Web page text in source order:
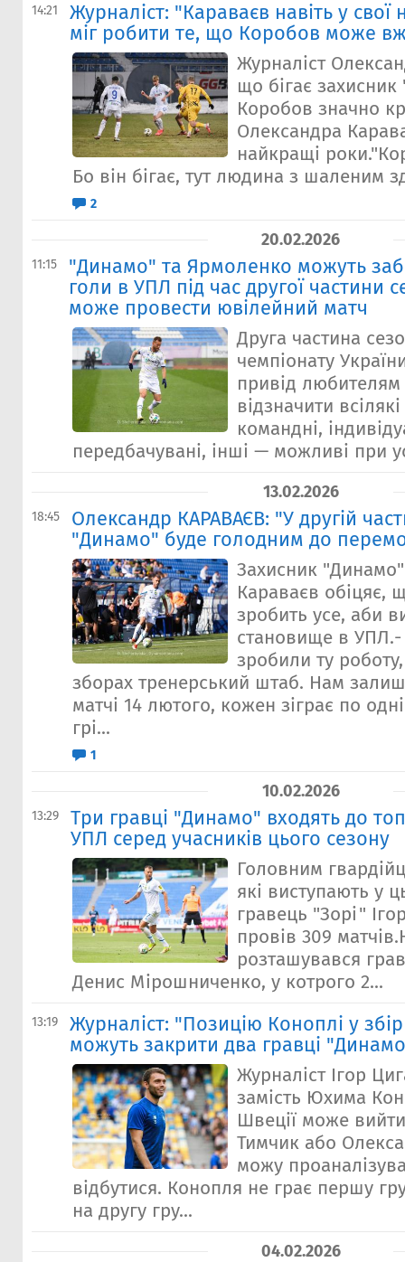
14:21
Журналіст: "Караваєв навіть у
міг робити те, що Коробов може
Журналіст
що бігає
Коробов значно
Олександра
найкращі
Бо він бігає, тут людина з шаленим
2
20.02.2026
11:15
"Динамо" та Ярмоленко можуть
голи в УПЛ під час другої частини
може провести ювілейний матч
Друга частина
чемпіонату
привід любителям
відзначити
командні,
передбачувані, інші — можливі при
13.02.2026
18:45
Олександр КАРАВАЄВ: "У другій
"Динамо" буде голодним до
Захисник
Караваєв обіцяє,
зробить усе, аби
становище в
зробили ту
зборах тренерський штаб. Нам
матчі 14 лютого, кожен зіграє по
грі...
1
10.02.2026
13:29
Три гравці "Динамо" входять до
УПЛ серед учасників цього сезону
Головним
які виступають у
гравець "Зорі"
провів 309
розташувався
Денис Мірошниченко, у котрого 2...
13:19
Журналіст: "Позицію Коноплі у
можуть закрити два гравці
Журналіст Ігор
замість Юхима
Швеції може
Тимчик або
можу
відбутися. Конопля не грає першу
на другу гру...
04.02.2026